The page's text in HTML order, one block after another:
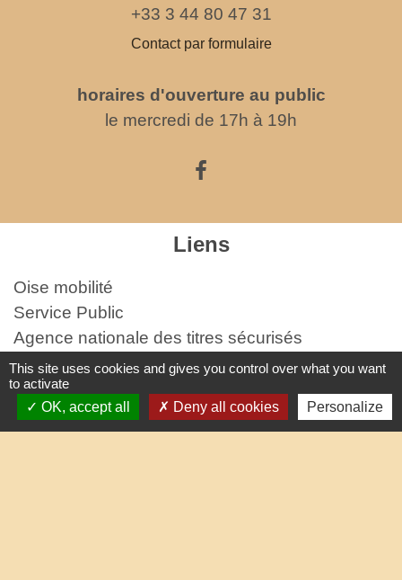
+33 3 44 80 47 31
Contact par formulaire
horaires d'ouverture au public
le mercredi de 17h à 19h
Liens
Oise mobilité
Service Public
Agence nationale des titres sécurisés
Partenaires institutionnels
Communauté d'Agglo du Beauvaisis
This site uses cookies and gives you control over what you want
to activate
OK, accept all
Deny all cookies Personalize